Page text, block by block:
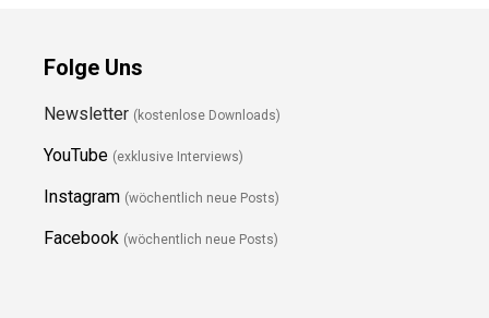
Folge Uns
Newsletter (kostenlose Downloads)
YouTube (exklusive Interviews)
Instagram (wöchentlich neue Posts)
Facebook (wöchentlich neue Posts)